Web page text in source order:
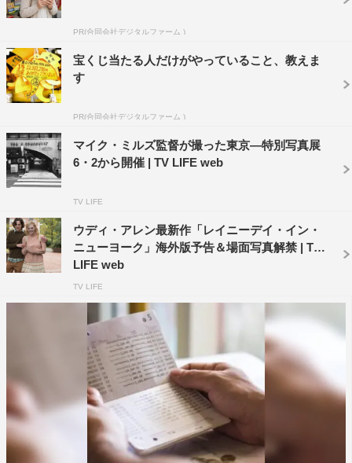
能豊かなアネット・ベニング、エル・ファニング、グレ
タ・ガーウィグ、ビリー・クラダップ、ルーカス・ズマ
ン、そしてたくさんの愛情と知性で、ストーリーとアイデ
アに命を与えてくれたすべての人々。彼らなしでは私の脚
本は完成しなかった。そしてスタッフのみんな！！彼らは
ストーリーを再現してくれた、私の大切なファミリーだ。
真の友人であるプロデューサー、そして脚本を信じてくれ
たアンナプルナとA24がいなければ実現しなかっただろう
「20センチュリー・ウーマン」
6月、丸の内ピカデリー、新宿ピカデリー ほか全国公開
監督・脚本：マイク・ミルズ（「人生はビギナーズ」）
出演：アネット・ベニング／エル・ファニング／グレタ・
配給：ロングライド
©2016 MODERN PEOPLE, LLC. ALL RIGHTS
PR(合同会社デジタルファーム )
宝くじ当たる人だけがやっていること、教えま
す
PR(合同会社デジタルファーム )
マイク・ミルズ監督が撮った東京―特別写真展
6・2から開催 | TV LIFE web
TV LIFE
ウディ・アレン最新作「レイニーデイ・イン・
ニューヨーク」海外版予告＆場面写真解禁 | TV
LIFE web
TV LIFE